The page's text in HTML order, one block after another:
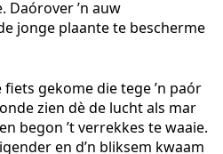
Daórover ’n auw
jonge plaante te bescherme
gekome die tege ’n paór
zien dè de lucht als mar
begon ’t verrekkes te waaie.
en d’n bliksem kwaam